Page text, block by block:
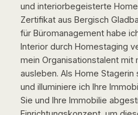
und interiorbegeisterte
Zertifikat aus Bergisch
für Büromanagement habe
Interior durch Homestaging
mein Organisationstalent mit
ausleben. Als Home
und illuminiere ich Ihre
Sie und Ihre Immobilie